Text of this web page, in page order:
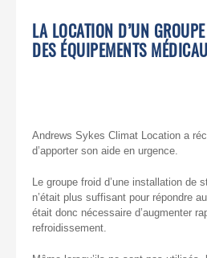
LA LOCATION D’UN
DES ÉQUIPEMENTS
Andrews Sykes Climat Location a
d’apporter son aide en urgence.
Le groupe froid d’une installation de
n’était plus suffisant pour répondre
était donc nécessaire d’augmenter
refroidissement.